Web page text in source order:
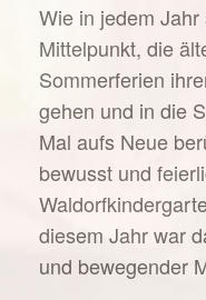
Wie in jedem
Mittelpunkt, die
Sommerferien
gehen und in die
Mal aufs Neue
bewusst und
diesem Jahr war
und bewegender